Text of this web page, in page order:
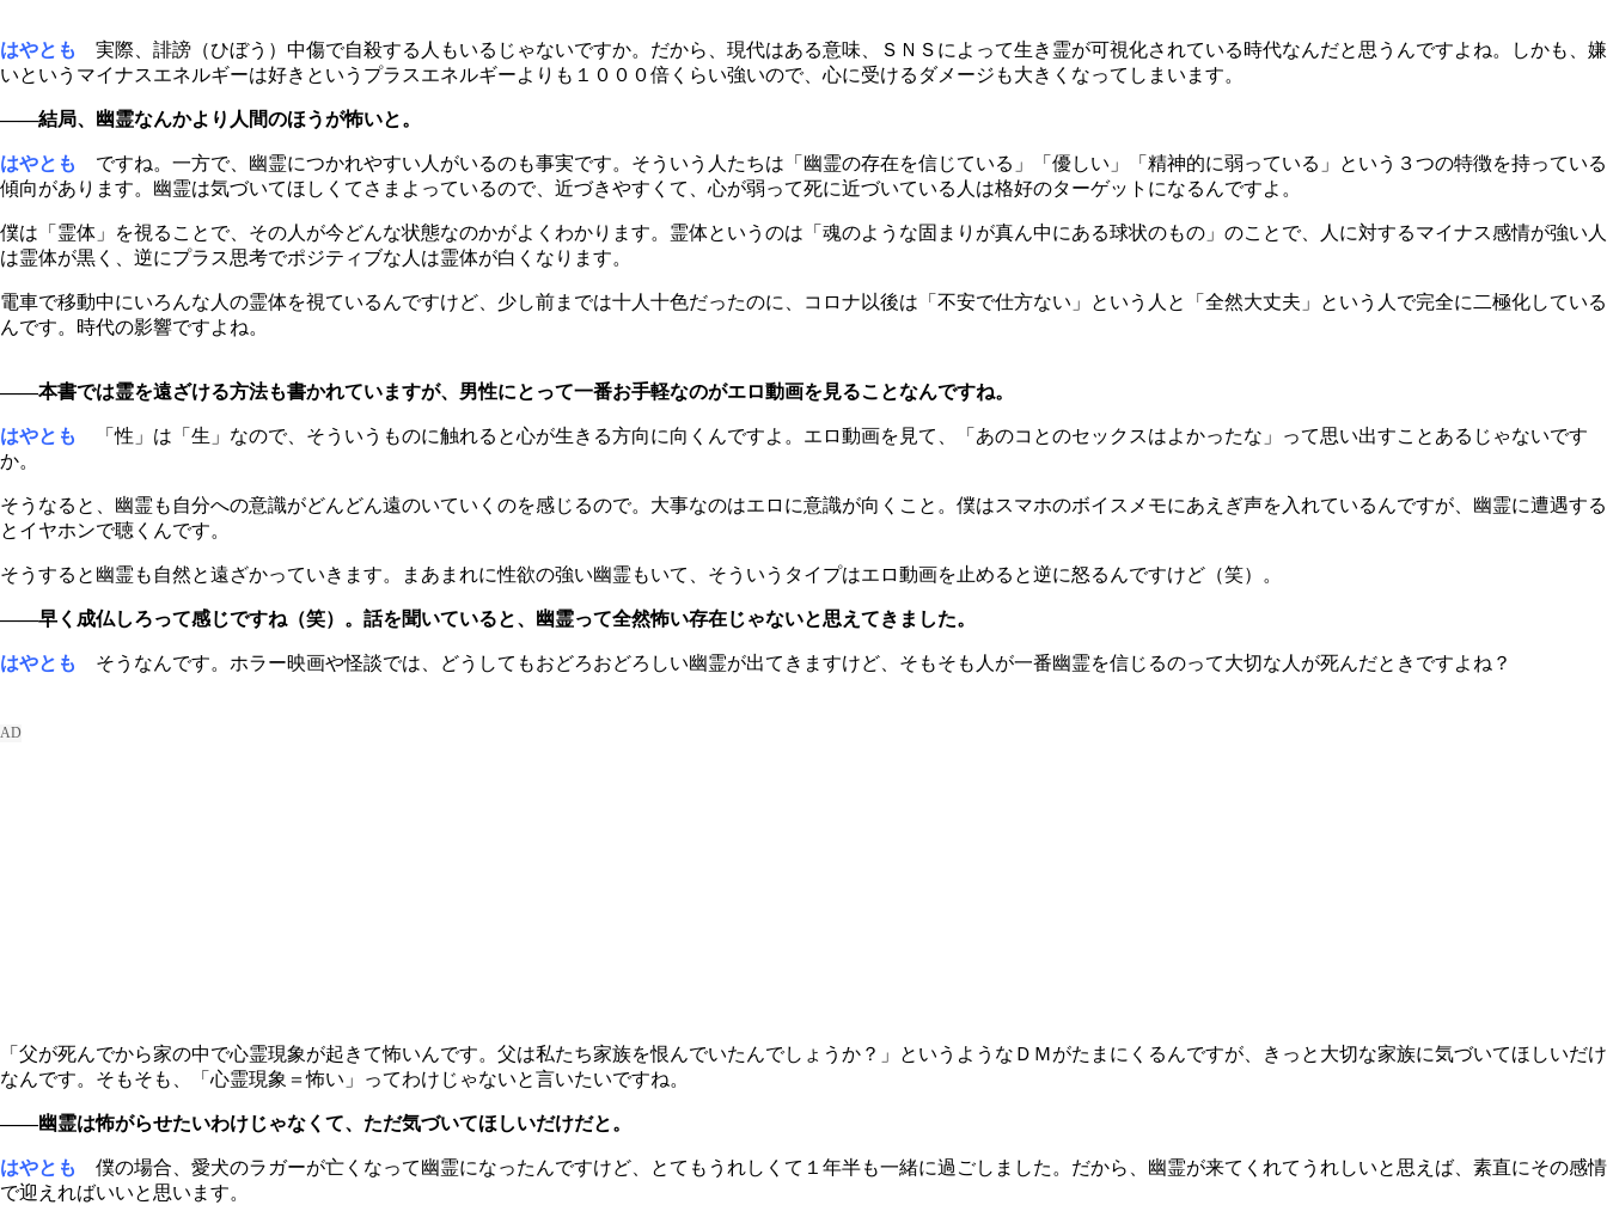
はやとも
実際、誹謗（ひぼう）中傷で自殺する人もいるじゃないですか。だから、現代はある意味、ＳＮＳによって生き霊が可視化されている時代なんだと思うんですよね。しかも、嫌
いというマイナスエネルギーは好きというプラスエネルギーよりも１０００倍くらい強いので、心に受けるダメージも大きくなってしまいます。
――結局、幽霊なんかより人間のほうが怖いと。
はやとも
ですね。一方で、幽霊につかれやすい人がいるのも事実です。そういう人たちは「幽霊の存在を信じている」「優しい」「精神的に弱っている」という３つの特徴を持っている
傾向があります。幽霊は気づいてほしくてさまよっているので、近づきやすくて、心が弱って死に近づいている人は格好のターゲットになるんですよ。
僕は「霊体」を視ることで、その人が今どんな状態なのかがよくわかります。霊体というのは「魂のような固まりが真ん中にある球状のもの」のことで、人に対するマイナス感情が強い人
は霊体が黒く、逆にプラス思考でポジティブな人は霊体が白くなります。
電車で移動中にいろんな人の霊体を視ているんですけど、少し前までは十人十色だったのに、コロナ以後は「不安で仕方ない」という人と「全然大丈夫」という人で完全に二極化している
んです。時代の影響ですよね。
――本書では霊を遠ざける方法も書かれていますが、男性にとって一番お手軽なのがエロ動画を見ることなんですね。
はやとも
「性」は「生」なので、そういうものに触れると心が生きる方向に向くんですよ。エロ動画を見て、「あのコとのセックスはよかったな」って思い出すことあるじゃないです
か。
そうなると、幽霊も自分への意識がどんどん遠のいていくのを感じるので。大事なのはエロに意識が向くこと。僕はスマホのボイスメモにあえぎ声を入れているんですが、幽霊に遭遇する
とイヤホンで聴くんです。
そうすると幽霊も自然と遠ざかっていきます。まあまれに性欲の強い幽霊もいて、そういうタイプはエロ動画を止めると逆に怒るんですけど（笑）。
――早く成仏しろって感じですね（笑）。話を聞いていると、幽霊って全然怖い存在じゃないと思えてきました。
はやとも そうなんです。ホラー映画や怪談では、どうしてもおどろおどろしい幽霊が出てきますけど、そもそも人が一番幽霊を信じるのって大切な人が死んだときですよね？
「父が死んでから家の中で心霊現象が起きて怖いんです。父は私たち家族を恨んでいたんでしょうか？」というようなＤＭがたまにくるんですが、きっと大切な家族に気づいてほしいだけ
なんです。そもそも、「心霊現象＝怖い」ってわけじゃないと言いたいですね。
――幽霊は怖がらせたいわけじゃなくて、ただ気づいてほしいだけだと。
はやとも
僕の場合、愛犬のラガーが亡くなって幽霊になったんですけど、とてもうれしくて１年半も一緒に過ごしました。だから、幽霊が来てくれてうれしいと思えば、素直にその感情
で迎えればいいと思います。